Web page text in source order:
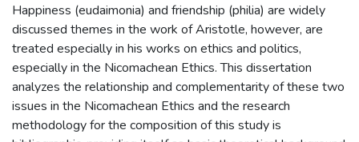
Happiness (eudaimonia) and friendship (philia) are widely
discussed themes in the work of Aristotle, however, are
treated especially in his works on ethics and politics,
especially in the Nicomachean Ethics. This dissertation
analyzes the relationship and complementarity of these two
issues in the Nicomachean Ethics and the research
methodology for the composition of this study is